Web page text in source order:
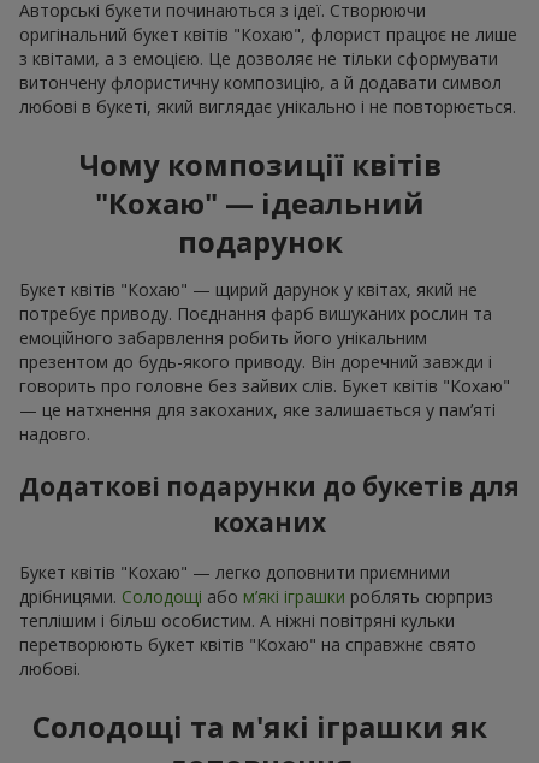
Авторські букети починаються з ідеї. Створюючи
оригінальний букет квітів "Кохаю", флорист працює не лише
з квітами, а з емоцією. Це дозволяє не тільки сформувати
витончену флористичну композицію, а й додавати символ
любові в букеті, який виглядає унікально і не повторюється.
Чому композиції квітів
"Кохаю" — ідеальний
подарунок
Букет квітів "Кохаю" — щирий дарунок у квітах, який не
потребує приводу. Поєднання фарб вишуканих рослин та
емоційного забарвлення робить його унікальним
презентом до будь-якого приводу. Він доречний завжди і
говорить про головне без зайвих слів. Букет квітів "Кохаю"
— це натхнення для закоханих, яке залишається у пам’яті
надовго.
Додаткові подарунки до букетів для
коханих
Букет квітів "Кохаю" — легко доповнити приємними
дрібницями. Солодощі або м’які іграшки роблять сюрприз
теплішим і більш особистим. А ніжні повітряні кульки
перетворюють букет квітів "Кохаю" на справжнє свято
любові.
Солодощі та м'які іграшки як